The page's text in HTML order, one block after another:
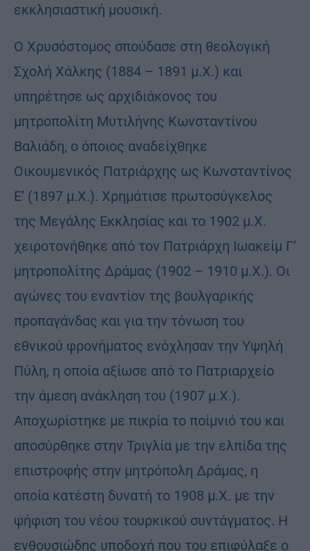
εκκλησιαστική μουσική.
Ο Χρυσόστομος σπούδασε στη θεολογική
Σχολή Χάλκης (1884 – 1891 μ.Χ.) και
υπηρέτησε ως αρχιδιάκονος του
μητροπολίτη Μυτιλήνης Κωνσταντίνου
Βαλιάδη, ο όποιος αναδείχθηκε
Οικουμενικός Πατριάρχης ως Κωνσταντίνος
Ε’ (1897 μ.Χ.). Χρημάτισε πρωτοσύγκελος
της Μεγάλης Εκκλησίας και το 1902 μ.Χ.
χειροτονήθηκε από τον Πατριάρχη Ιωακείμ Γ’
μητροπολίτης Δράμας (1902 – 1910 μ.Χ.). Οι
αγώνες του εναντίον της βουλγαρικής
προπαγάνδας και για την τόνωση του
εθνικού φρονήματος ενόχλησαν την Υψηλή
Πύλη, η οποία αξίωσε από το Πατριαρχείο
την άμεση ανάκληση του (1907 μ.Χ.).
Αποχωρίστηκε με πικρία το ποίμνιό του και
αποσύρθηκε στην Τριγλία με την ελπίδα της
επιστροφής στην μητρόπολη Δράμας, η
οποία κατέστη δυνατή το 1908 μ.Χ. με την
ψήφιση του νέου τουρκικού συντάγματος. Η
ενθουσιώδης υποδοχή που του επιφύλαξε ο